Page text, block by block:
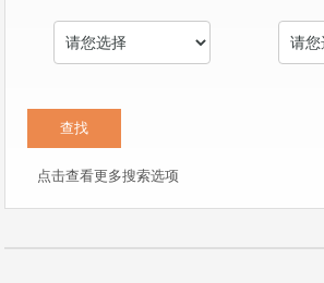
点击查看更多搜索选项